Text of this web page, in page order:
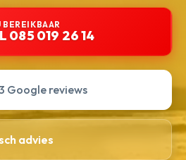
BEREIKBAAR
085 019 26 14
Google reviews
advies